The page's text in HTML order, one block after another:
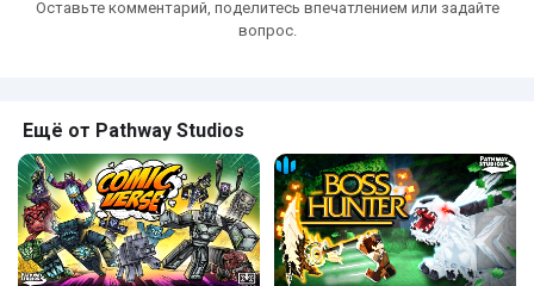
Оставьте комментарий, поделитесь впечатлением или задайте
вопрос.
Ещё от Pathway Studios